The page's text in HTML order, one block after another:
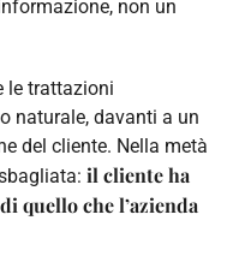
non un
le trattazioni
naturale, davanti a un
del cliente. Nella metà
il cliente ha
quello che l’azienda